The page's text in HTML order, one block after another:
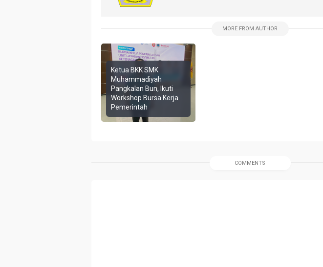
MORE FROM AUTHOR
Ketua BKK SMK
Muhammadiyah
Pangkalan Bun, Ikuti
Workshop Bursa Kerja
Pemerintah
COMMENTS